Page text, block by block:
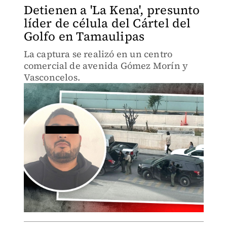
Detienen a 'La Kena', presunto
líder de célula del Cártel del
Golfo en Tamaulipas
La captura se realizó en un centro
comercial de avenida Gómez Morín y
Vasconcelos.